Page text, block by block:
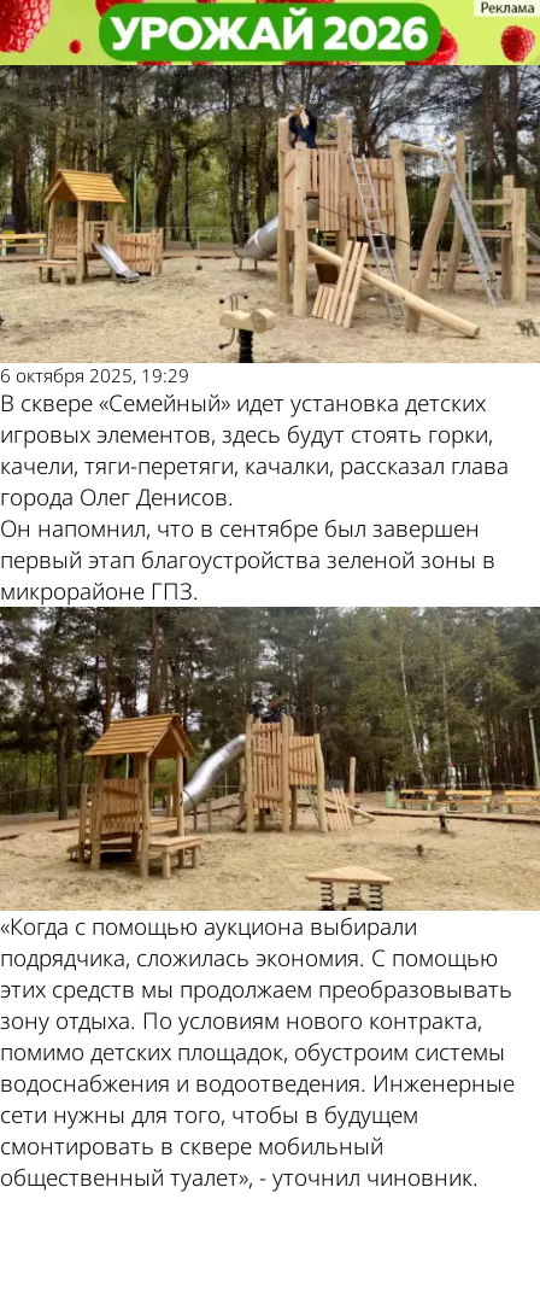
В сквере «Семейный» монтируют
игровые элементы
Общество
6 октября 2025, 19:29
В сквере «Семейный» идет установка детских
игровых элементов, здесь будут стоять горки,
качели, тяги-перетяги, качалки, рассказал глава
города Олег Денисов.
Он напомнил, что в сентябре был завершен
первый этап благоустройства зеленой зоны в
микрорайоне ГПЗ.
«Когда с помощью аукциона выбирали
подрядчика, сложилась экономия. С помощью
этих средств мы продолжаем преобразовывать
зону отдыха. По условиям нового контракта,
помимо детских площадок, обустроим системы
водоснабжения и водоотведения. Инженерные
сети нужны для того, чтобы в будущем
смонтировать в сквере мобильный
общественный туалет», - уточнил чиновник.
В сквере «Семейный» монтируют
игровые элементы
Общество
Другие новости
по теме
Погода и курсы
валют в Пензе